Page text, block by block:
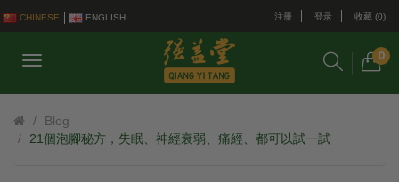
CHINESE ENGLISH 注册 登录 收藏 (0)
0
Blog
21個泡腳秘方，失眠、神經衰弱、痛經、都可以試一試